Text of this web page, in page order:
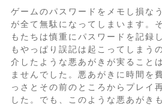
ゲームのパスワードをメモし損な
が全て無駄になってしまいます。
もたちは慎重にパスワードを記録
もやっぱり誤記は起こってしまう
介したような悪あがきが実ること
ませんでした。悪あがきに時間を
っさとその前のところからプレイ
した。でも、このような悪あがき